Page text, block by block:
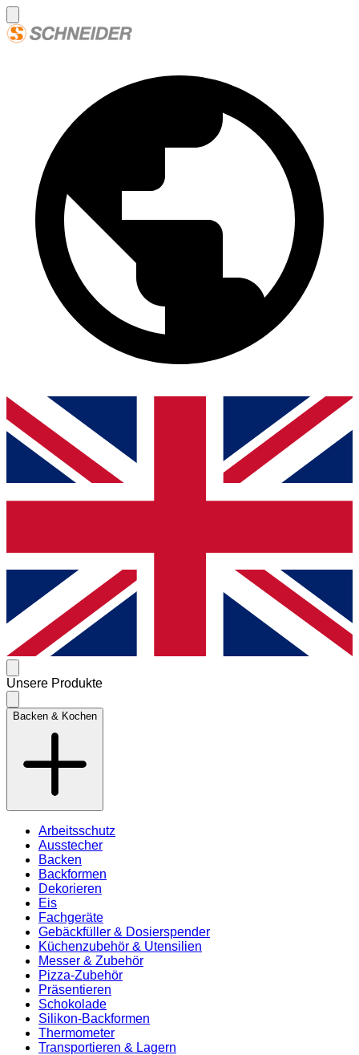
Unsere Produkte
Backen & Kochen
Arbeitsschutz
Ausstecher
Backen
Backformen
Dekorieren
Eis
Fachgeräte
Gebäckfüller & Dosierspender
Küchenzubehör & Utensilien
Messer & Zubehör
Pizza-Zubehör
Präsentieren
Schokolade
Silikon-Backformen
Thermometer
Transportieren & Lagern